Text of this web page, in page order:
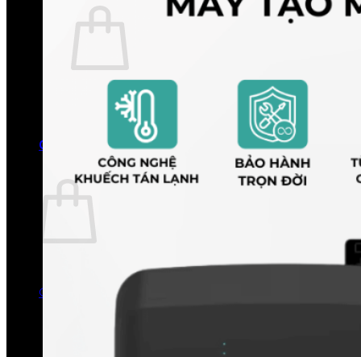
Chưa có sản phẩm trong giỏ hàng.
Quay trở lại cửa hàng
0
Giỏ hàng
Chưa có sản phẩm trong giỏ hàng.
Quay trở lại cửa hàng